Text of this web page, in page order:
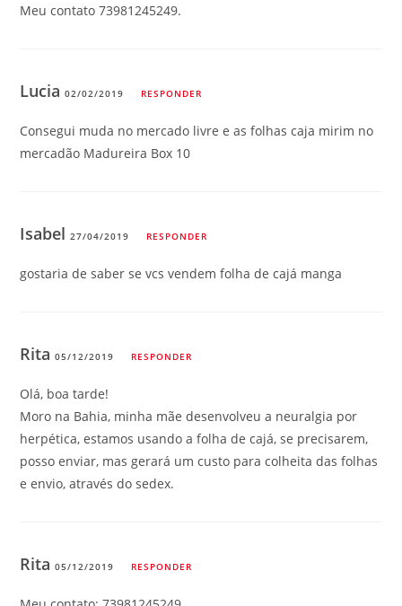
Meu contato 73981245249.
Lucia02/02/2019 RESPONDER
Consegui muda no mercado livre e as folhas caja mirim no
mercadão Madureira Box 10
Isabel27/04/2019 RESPONDER
gostaria de saber se vcs vendem folha de cajá manga
Rita05/12/2019 RESPONDER
Olá, boa tarde!
Moro na Bahia, minha mãe desenvolveu a neuralgia por
herpética, estamos usando a folha de cajá, se precisarem,
posso enviar, mas gerará um custo para colheita das folhas
e envio, através do sedex.
Rita05/12/2019 RESPONDER